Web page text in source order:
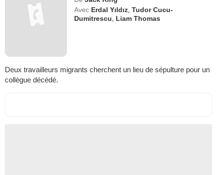
Avec Erdal Yıldız ,Tudor Cucu-
Dumitrescu
Liam Thomas
Deux travailleurs migrants cherchent un lieu de sépulture pour un
collègue décédé.